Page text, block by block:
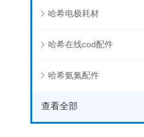
哈希电极耗材
哈希在线cod配件
哈希氨氮配件
查看全部